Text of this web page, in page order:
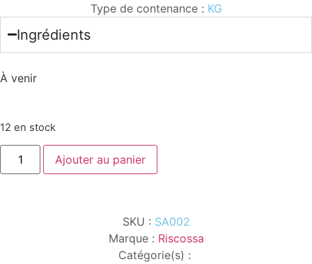
Type de contenance : KG
Ingrédients
À venir
12 en stock
Ajouter au panier
SKU : SA002
Marque : Riscossa
Catégorie(s) :